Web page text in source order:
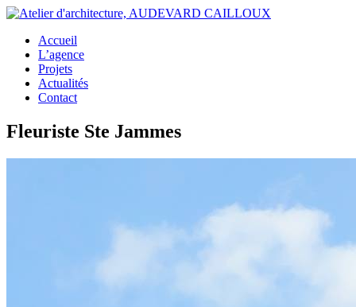
Accueil
L’agence
Projets
Actualités
Contact
Fleuriste Ste Jammes